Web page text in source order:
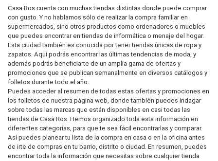
Casa Ros cuenta con muchas tiendas distintas donde puede comprar
con gusto. Y no hablamos sólo de realizar la compra familiar en
supermercados, sino otros productos como ordenadores o muebles
que puedes encontrar en tiendas de informática o menaje del hogar.
Esta ciudad también es conocida por tener tiendas únicas de ropa y
zapatos. Aquí podrás encontrar las últimas tendencias de moda, y
además podrás beneficiarte de un amplia gama de ofertas y
promociones que se publican semanalmente en diversos catálogos y
folletos durante todo el año.
Puedes acceder al resumen de todas estas ofertas y promociones en
los folletos de nuestra página web, donde también puedes indagar
sobre todas las marcas que están disponibles en casi todas las
tiendas de Casa Ros. Hemos organizado toda esta información en
diferentes categorías, para que te sea fácil encontrarlas y comparar.
Así puedes planear tu lista de la compra en casa o en la oficina antes
de irte de compras en tu barrio, distrito o ciudad. En resumen, puedes
encontrar toda la información que necesitas sobre cualquier tienda